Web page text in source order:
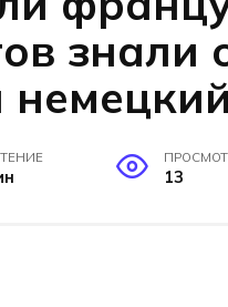
знали
немецкий
13